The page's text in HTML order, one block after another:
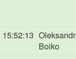
15:52:13 Oleksandr
Boiko